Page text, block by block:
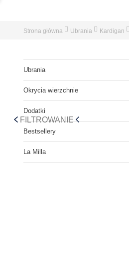
Strona główna Ubrania Kardigan
Ubrania
Okrycia wierzchnie
Dodatki
Bestsellery
La Milla
FILTROWANIE